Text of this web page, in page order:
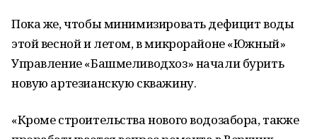
Пока же, чтобы минимизировать дефицит воды
этой весной и летом, в микрорайоне «Южный»
Управление «Башмеливодхоз» начали бурить
новую артезианскую скважину.
«Кроме строительства нового водозабора, также